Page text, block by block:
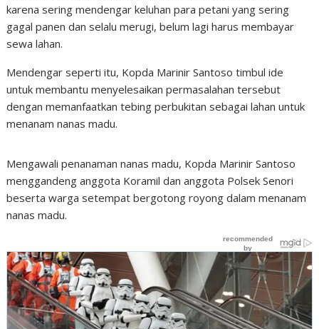
karena sering mendengar keluhan para petani yang sering
gagal panen dan selalu merugi, belum lagi harus membayar
sewa lahan.
Mendengar seperti itu, Kopda Marinir Santoso timbul ide
untuk membantu menyelesaikan permasalahan tersebut
dengan memanfaatkan tebing perbukitan sebagai lahan untuk
menanam nanas madu.
Mengawali penanaman nanas madu, Kopda Marinir Santoso
menggandeng anggota Koramil dan anggota Polsek Senori
beserta warga setempat bergotong royong dalam menanam
nanas madu.